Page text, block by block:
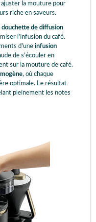
la mouture pour
riche en saveurs.
douchette de diffusion
l'infusion du café.
d'une infusion
de s’écouler en
sur la mouture de café.
, où chaque
optimale. Le résultat
pleinement les notes